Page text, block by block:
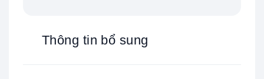
Thông tin bổ sung